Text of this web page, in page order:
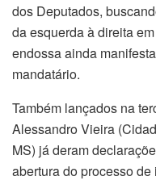
dos Deputados,
da esquerda à direita
endossa ainda
mandatário.
Também lançados na
Alessandro Vieira
MS) já deram
abertura do processo de